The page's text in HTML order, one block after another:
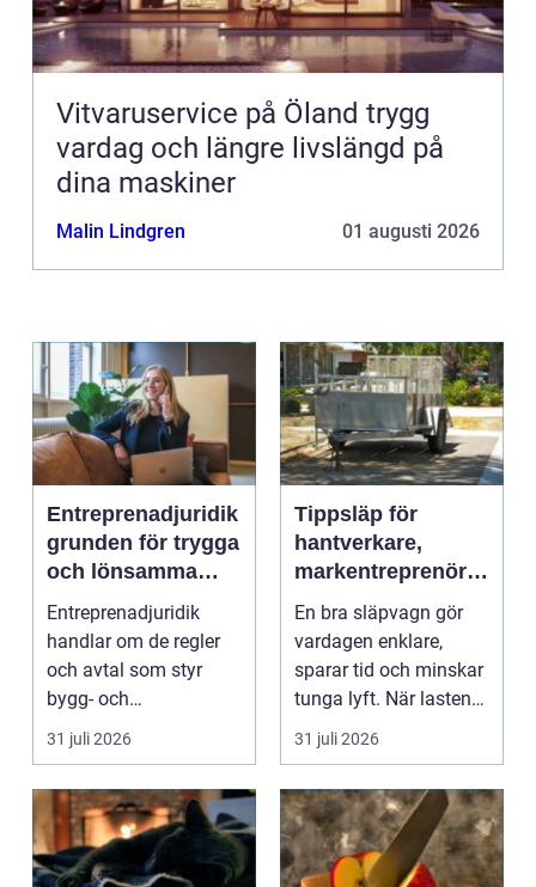
Vitvaruservice på Öland trygg
vardag och längre livslängd på
dina maskiner
Malin Lindgren 01 augusti 2026
Entreprenadjuridik
grunden för trygga
och lönsamma
byggprojekt
Entreprenadjuridik
handlar om de regler
och avtal som styr
bygg- och
anläggningsprojekt.
När ansvar,...
31 juli 2026
Tippsläp för
hantverkare,
markentreprenörer
och lantbruk en
praktisk guide
En bra släpvagn gör
vardagen enklare,
sparar tid och minskar
tunga lyft. När lasten
är bulkig, smuts...
31 juli 2026